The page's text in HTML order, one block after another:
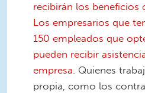
recibirán los beneficios
Los empresarios que
150 empleados que
pueden recibir
empresa. Quienes
propia, como los